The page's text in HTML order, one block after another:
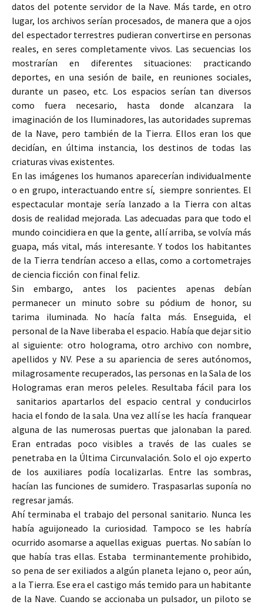
datos del potente servidor de la Nave. Más tarde, en otro
lugar, los archivos serían procesados, de manera que a ojos
del espectador terrestres pudieran convertirse en personas
reales, en seres completamente vivos. Las secuencias los
mostrarían en diferentes situaciones: practicando
deportes, en una sesión de baile, en reuniones sociales,
durante un paseo, etc. Los espacios serían tan diversos
como fuera necesario, hasta donde alcanzara la
imaginación de los Iluminadores, las autoridades supremas
de la Nave, pero también de la Tierra. Ellos eran los que
decidían, en última instancia, los destinos de todas las
criaturas vivas existentes.
En las imágenes los humanos aparecerían individualmente
o en grupo, interactuando entre sí, siempre sonrientes. El
espectacular montaje sería lanzado a la Tierra con altas
dosis de realidad mejorada. Las adecuadas para que todo el
mundo coincidiera en que la gente, allí arriba, se volvía más
guapa, más vital, más interesante. Y todos los habitantes
de la Tierra tendrían acceso a ellas, como a cortometrajes
de ciencia ficción con final feliz.
Sin embargo, antes los pacientes apenas debían
permanecer un minuto sobre su pódium de honor, su
tarima iluminada. No hacía falta más. Enseguida, el
personal de la Nave liberaba el espacio. Había que dejar sitio
al siguiente: otro holograma, otro archivo con nombre,
apellidos y NV. Pese a su apariencia de seres autónomos,
milagrosamente recuperados, las personas en la Sala de los
Hologramas eran meros peleles. Resultaba fácil para los
sanitarios apartarlos del espacio central y conducirlos
hacia el fondo de la sala. Una vez allí se les hacía franquear
alguna de las numerosas puertas que jalonaban la pared.
Eran entradas poco visibles a través de las cuales se
penetraba en la Última Circunvalación. Solo el ojo experto
de los auxiliares podía localizarlas. Entre las sombras,
hacían las funciones de sumidero. Traspasarlas suponía no
regresar jamás.
Ahí terminaba el trabajo del personal sanitario. Nunca les
había aguijoneado la curiosidad. Tampoco se les habría
ocurrido asomarse a aquellas exiguas puertas. No sabían lo
que había tras ellas. Estaba terminantemente prohibido,
so pena de ser exiliados a algún planeta lejano o, peor aún,
a la Tierra. Ese era el castigo más temido para un habitante
de la Nave. Cuando se accionaba un pulsador, un piloto se